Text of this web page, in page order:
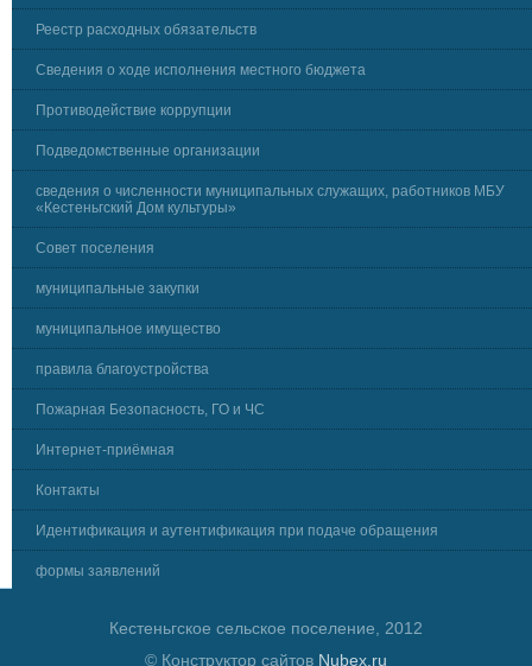
Реестр расходных обязательств
Сведения о ходе исполнения местного бюджета
Противодействие коррупции
Подведомственные организации
сведения о численности муниципальных служащих, работников МБУ
«Кестеньгский Дом культуры»
Совет поселения
муниципальные закупки
муниципальное имущество
правила благоустройства
Пожарная Безопасность, ГО и ЧС
Интернет-приёмная
Контакты
Идентификация и аутентификация при подаче обращения
формы заявлений
Кестеньгское сельское поселение, 2012
© Конструктор сайтов Nubex.ru